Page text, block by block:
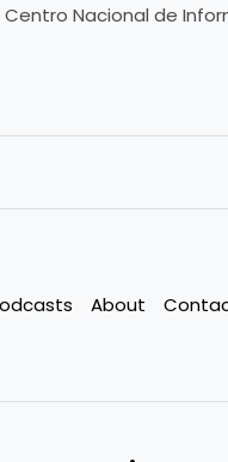
Nacional de
About